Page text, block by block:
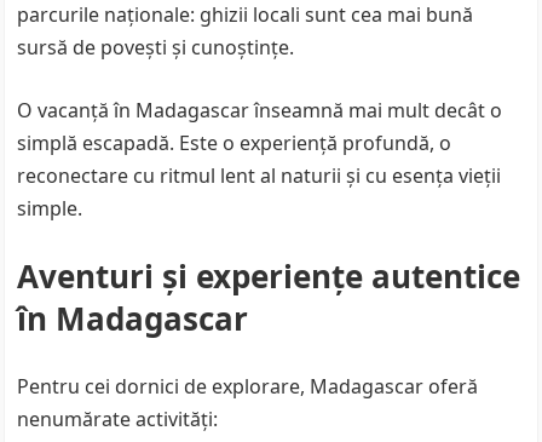
parcurile naționale: ghizii locali sunt cea mai bună
sursă de povești și cunoștințe.
O vacanță în Madagascar înseamnă mai mult decât o
simplă escapadă. Este o experiență profundă, o
reconectare cu ritmul lent al naturii și cu esența vieții
simple.
Aventuri și experiențe autentice
în Madagascar
Pentru cei dornici de explorare, Madagascar oferă
nenumărate activități: